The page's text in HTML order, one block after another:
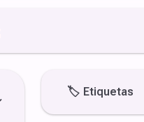
🏷️ Etiquetas